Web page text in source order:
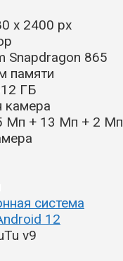
x 2400 px
Snapdragon 865
памяти
ГБ
камера
Мп + 13 Мп + 2 Мп
система
12
v9